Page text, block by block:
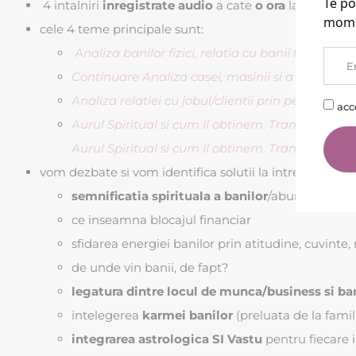
4 intalniri inregistrate audio a cate o ora la care vei
cele 4 teme principale sunt:
Analiza banilor fizici, relatia cu banii fizici.
Continuare Analiza casei, masinii si a biroului
Analiza relatiei cu jobul/clientii prin
Aurul Spiritual si cum il obtinem.
Aurul Spiritual si cum il obtinem.
vom dezbate si vom identifica solutii la intrebarile de
semnificatia spirituala a banilor/abundentei/
ce inseamna blocajul financiar
sfidarea energiei banilor prin atitudine, cuvinte,
de unde vin banii, de fapt?
legatura dintre locul de munca/business si
intelegerea karmei banilor (preluata de la
integrarea astrologica SI Vastu pentru fiecare